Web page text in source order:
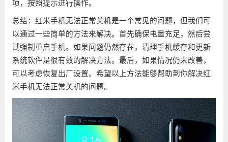
项，按照提示进行操作。
总结：红米手机无法正常关机是一个常见的问题，但我们可
以通过一些简单的方法来解决。首先确保电量充足，然后尝
试强制重启手机。如果问题仍然存在，清理手机缓存和更新
系统软件是很有效的解决方法。最后，如果情况仍未改善，
可以考虑恢复出厂设置。希望以上方法能够帮助到你解决红
米手机无法正常关机的问题。